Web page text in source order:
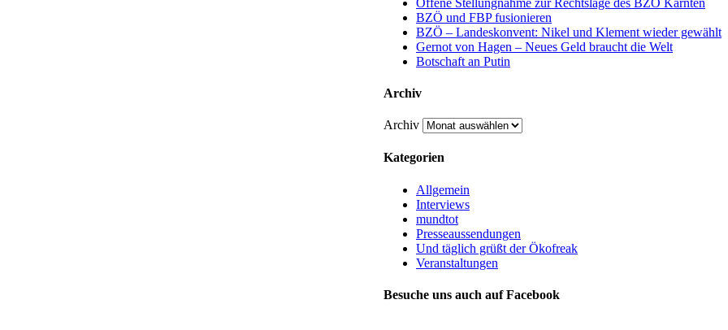
BZÖ und FBP fusionieren
BZÖ – Landeskonvent: Nikel und Klement wieder gewählt
Gernot von Hagen – Neues Geld braucht die Welt
Botschaft an Putin
Archiv
Archiv
Kategorien
Allgemein
Interviews
mundtot
Presseaussendungen
Und täglich grüßt der Ökofreak
Veranstaltungen
Besuche uns auch auf Facebook